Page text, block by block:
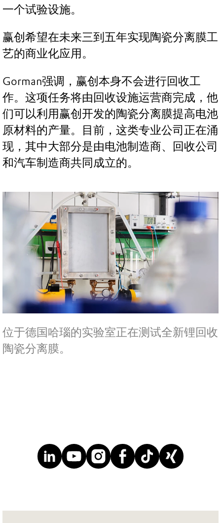
一个试验设施。
赢创希望在未来三到五年实现陶瓷分离膜工
艺的商业化应用。
Gorman强调，赢创本身不会进行回收工
作。这项任务将由回收设施运营商完成，他
们可以利用赢创开发的陶瓷分离膜提高电池
原材料的产量。目前，这类专业公司正在涌
现，其中大部分是由电池制造商、回收公司
和汽车制造商共同成立的。
位于德国哈瑙的实验室正在测试全新锂回收
陶瓷分离膜。